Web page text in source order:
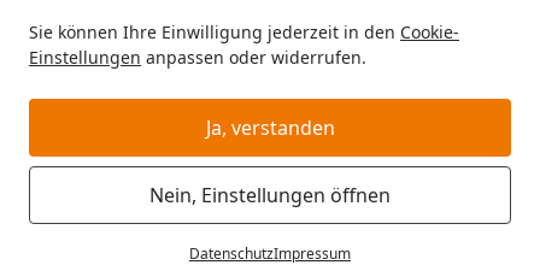
Sie können Ihre Einwilligung jederzeit in den Cookie-
Einstellungen anpassen oder widerrufen.
Ja, verstanden
Nein, Einstellungen öffnen
DatenschutzImpressum
Trusted Shops zertifiziert und haben hier konstant die
bestmöglichen Kundenservice, ein ausgezeichnetes
Sortiment in leistungsfähigen Shops haben uns
mittlerweile drei mal den begehrten Plus X Award